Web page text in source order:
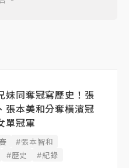
妹同奪冠寫歷史！張
張本美和分奪橫濱冠
單冠軍
#張本智和
#歷史 #紀錄